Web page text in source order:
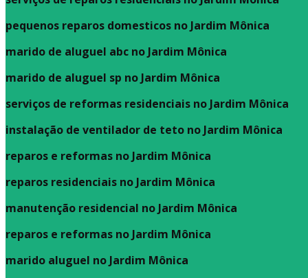
pequenos reparos domesticos no Jardim Mônica
marido de aluguel abc no Jardim Mônica
marido de aluguel sp no Jardim Mônica
serviços de reformas residenciais no Jardim Mônica
instalação de ventilador de teto no Jardim Mônica
reparos e reformas no Jardim Mônica
reparos residenciais no Jardim Mônica
manutenção residencial no Jardim Mônica
reparos e reformas no Jardim Mônica
marido aluguel no Jardim Mônica